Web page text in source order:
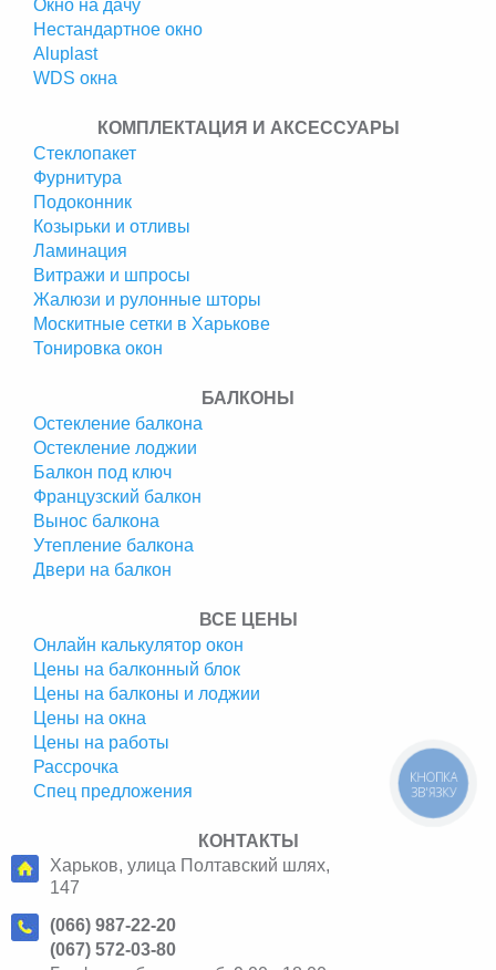
Окно на дачу
Нестандартное окно
Аluplast
WDS окна
КОМПЛЕКТАЦИЯ И АКСЕССУАРЫ
Стеклопакет
Фурнитура
Подоконник
Козырьки и отливы
Ламинация
Витражи и шпросы
Жалюзи и рулонные шторы
Москитные сетки в Харькове
Тонировка окон
БАЛКОНЫ
Остекление балкона
Остекление лоджии
Балкон под ключ
Французский балкон
Вынос балкона
Утепление балкона
Двери на балкон
ВСЕ ЦЕНЫ
Онлайн калькулятор окон
Цены на балконный блок
Цены на балконы и лоджии
Цены на окна
Цены на работы
Рассрочка
Спец предложения
КОНТАКТЫ
Харьков, улица Полтавский шлях,
147
(066) 987-22-20
(067) 572-03-80
КНОПКА
ЗВ'ЯЗКУ